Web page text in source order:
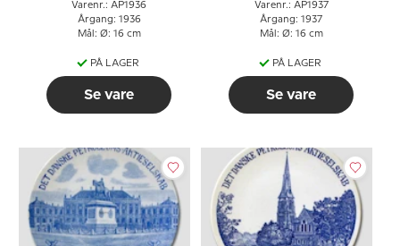
Varenr.: AP1936
Årgang: 1936
Mål: Ø: 16 cm
PÅ LAGER
Se vare
Varenr.: AP1937
Årgang: 1937
Mål: Ø: 16 cm
PÅ LAGER
Se vare